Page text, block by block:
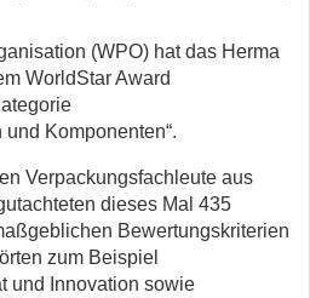
(WPO) hat das Herma
WorldStar Award
Komponenten“.
Verpackungsfachleute aus
dieses Mal 435
Bewertungskriterien
zum Beispiel
und Innovation sowie